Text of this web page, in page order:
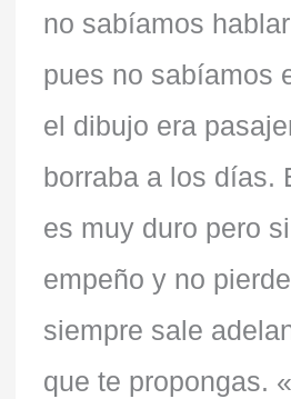
no sabíamos
pues no sabíamos
el dibujo era
borraba a los días.
es muy duro pero
empeño y no
siempre sale
que te propongas.